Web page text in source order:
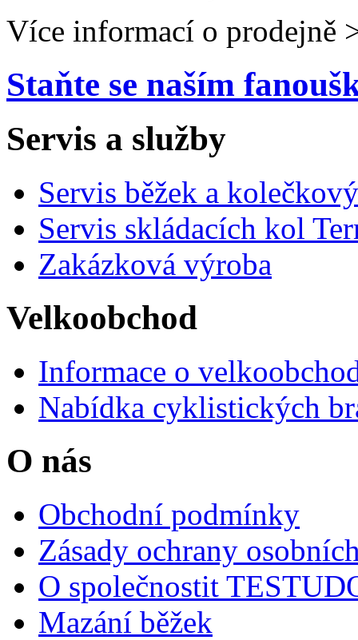
Více informací o prodejně
Staňte se naším
Servis a služby
Servis běžek a
Servis skládacích kol
Zakázková výroba
Velkoobchod
Informace o
Nabídka cyklistických
O nás
Obchodní podmínky
Zásady ochrany
O společnostit
Mazání běžek